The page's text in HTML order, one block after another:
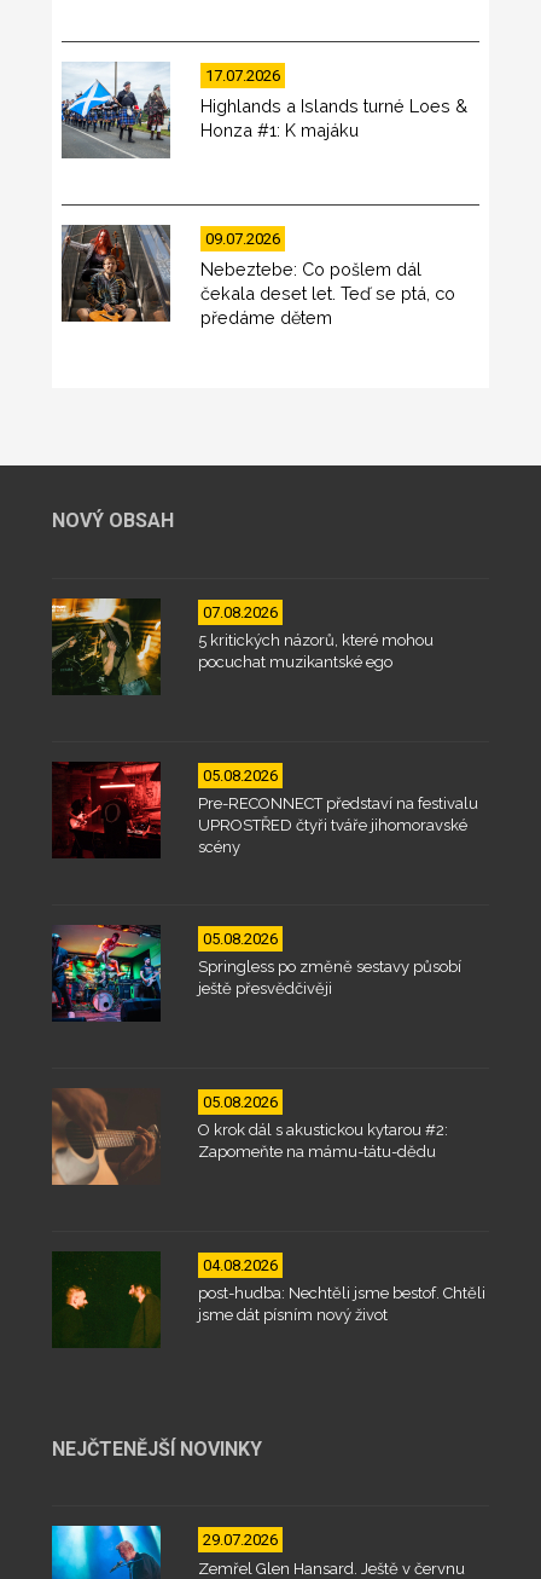
17.07.2026
Highlands a Islands turné Loes &
Honza #1: K majáku
09.07.2026
Nebeztebe: Co pošlem dál
čekala deset let. Teď se ptá, co
předáme dětem
NOVÝ OBSAH
07.08.2026
5 kritických názorů, které mohou
pocuchat muzikantské ego
05.08.2026
Pre-RECONNECT představí na festivalu
UPROSTŘED čtyři tváře jihomoravské
scény
05.08.2026
Springless po změně sestavy působí
ještě přesvědčivěji
05.08.2026
O krok dál s akustickou kytarou #2:
Zapomeňte na mámu-tátu-dědu
04.08.2026
post-hudba: Nechtěli jsme bestof. Chtěli
jsme dát písním nový život
NEJČTENĚJŠÍ NOVINKY
29.07.2026
Zemřel Glen Hansard. Ještě v červnu